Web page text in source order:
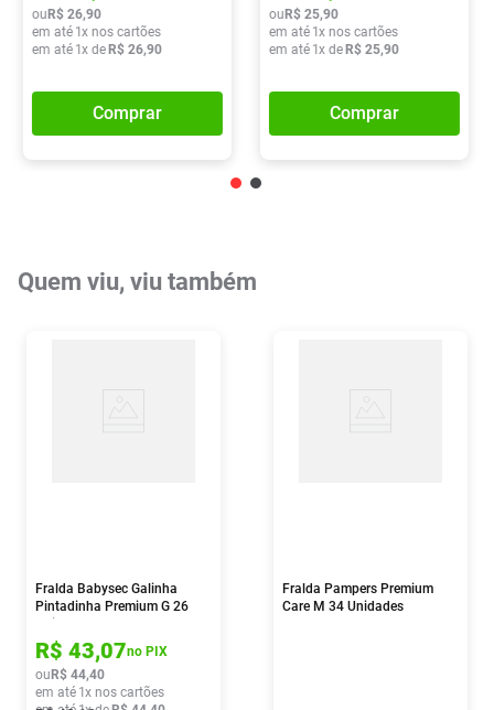
ou R$ 26,90
em até 1x nos cartões
em até 1x de R$ 26,90
Comprar
ou R$ 25,90
em até 1x nos cartões
em até 1x de R$ 25,90
Comprar
Quem viu, viu também
Fralda Babysec Galinha
Pintadinha Premium G 26
R$ 43,07no PIX
ou R$ 44,40
em até 1x nos cartões
Fralda Pampers Premium
Care M 34 Unidades